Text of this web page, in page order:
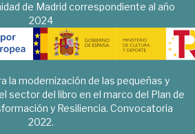
de Madrid correspondiente al año
2024
la modernización de las pequeñas y
sector del libro en el marco del Plan de
y Resiliencia. Convocatoria
2022.